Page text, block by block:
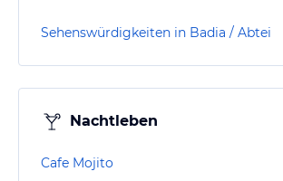
Sehenswürdigkeiten in Badia / Abtei
Nachtleben
Cafe Mojito